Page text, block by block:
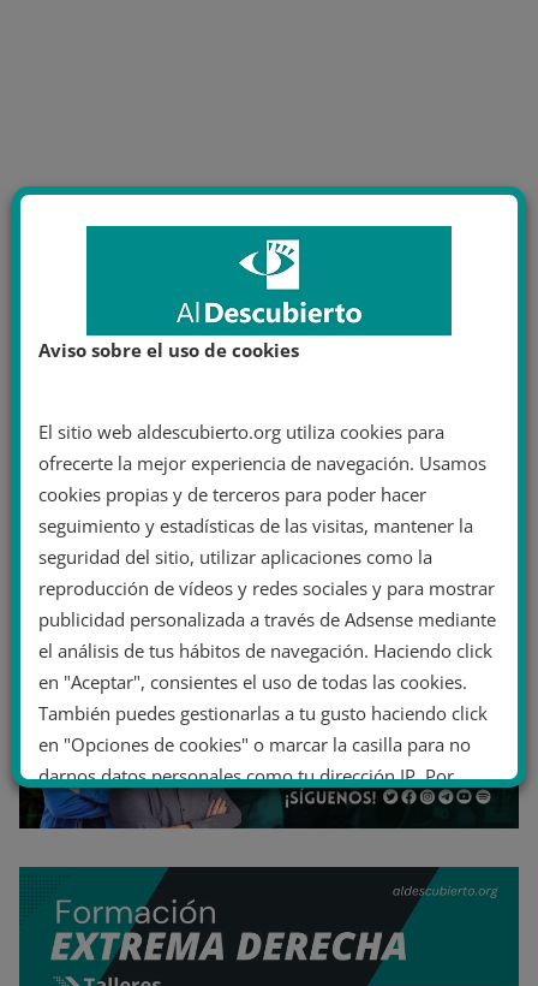
Aviso sobre el uso de cookies
El sitio web aldescubierto.org utiliza cookies para
ofrecerte la mejor experiencia de navegación. Usamos
cookies propias y de terceros para poder hacer
seguimiento y estadísticas de las visitas, mantener la
seguridad del sitio, utilizar aplicaciones como la
reproducción de vídeos y redes sociales y para mostrar
publicidad personalizada a través de Adsense mediante
el análisis de tus hábitos de navegación. Haciendo click
en "Aceptar", consientes el uso de todas las cookies.
También puedes gestionarlas a tu gusto haciendo click
en "Opciones de cookies" o marcar la casilla para no
darnos datos personales como tu dirección IP. Por
último, puedes leer nuestra Política de cookies.
No dar mi información personal
Opciones de cookies Aceptar cookies